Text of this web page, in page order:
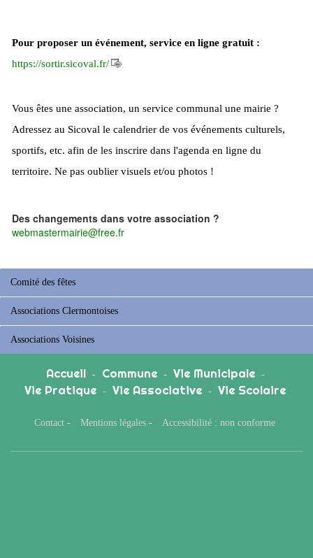
Pour proposer un événement, service en ligne gratuit :
https://sortir.sicoval.fr/
Vous êtes une association, un service communal une mairie ?
Adressez au Sicoval le calendrier de vos événements culturels,
sportifs, etc. afin de les inscrire dans l'agenda en ligne du
territoire. Ne pas oublier visuels et/ou photos !
Des changements dans votre association ?
webmastermairie@free.fr
Comité des fêtes
Associations Clermontoises
Associations Voisines
Accueil - Commune - Vie Municipale -
Vie Pratique - Vie Associative - Vie Scolaire
Contact - Mentions légales - Accessibilité : non conforme